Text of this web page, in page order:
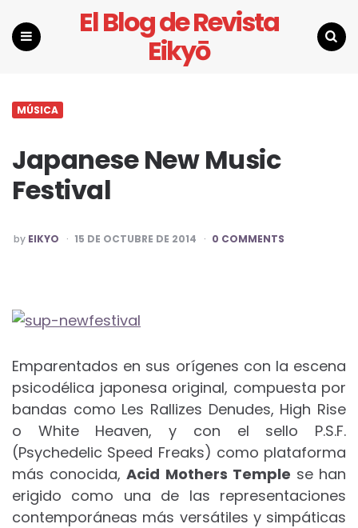
El Blog de Revista
Eikyō
MÚSICA
Japanese New Music
Festival
POSTED
BY
by EIKYO 15 DE OCTUBRE DE 2014 0 COMMENTS
Emparentados en sus orígenes con la escena
psicodélica japonesa original, compuesta por
bandas como Les Rallizes Denudes, High Rise
o White Heaven, y con el sello P.S.F.
(Psychedelic Speed Freaks) como plataforma
más conocida,Acid Mothers Temple se han
erigido como una de las representaciones
contemporáneas más versátiles y simpáticas